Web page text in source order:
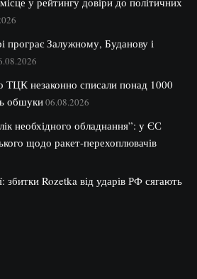
програє Залужному, Буданову і
ТЦК незаконно списали понад 1000
обшуки06.08.2026
необхідного обладнання”: у ЄС
щодо ракет-перехоплювачів
збитки Rozetka від ударів РФ сягають